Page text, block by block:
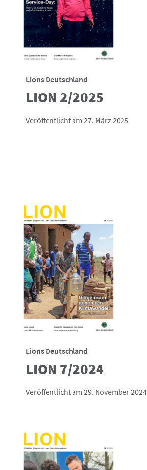
Lions Deutschland
LION 2/2025
Veröffentlicht am 27. März 2025
Lions Deutschland
LION 7/2024
Veröffentlicht am 29. November 2024